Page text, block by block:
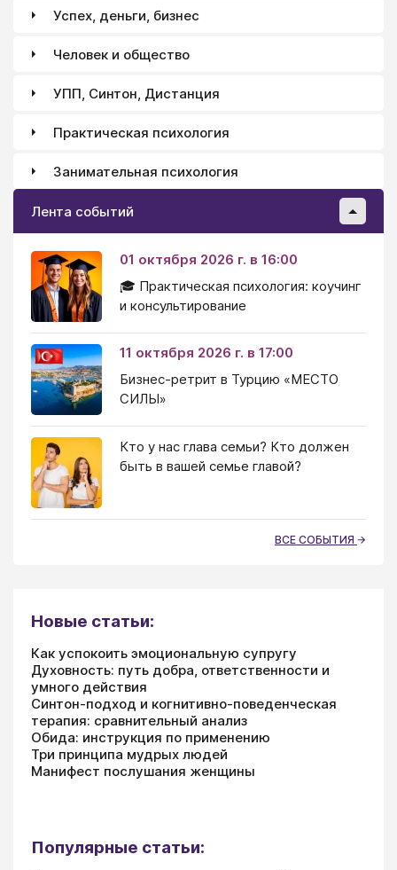
Успех, деньги, бизнес
Человек и общество
УПП, Синтон, Дистанция
Практическая психология
Занимательная психология
Лента событий
01 октября 2026 г. в 16:00
🎓 Практическая психология: коучинг
и консультирование
11 октября 2026 г. в 17:00
Бизнес-ретрит в Турцию «МЕСТО
СИЛЫ»
Кто у нас глава семьи? Кто должен
быть в вашей семье главой?
ВСЕ СОБЫТИЯ
Новые статьи:
Как успокоить эмоциональную супругу
Духовность: путь добра, ответственности и
умного действия
Синтон-подход и когнитивно-поведенческая
терапия: сравнительный анализ
Обида: инструкция по применению
Три принципа мудрых людей
Манифест послушания женщины
Популярные статьи: